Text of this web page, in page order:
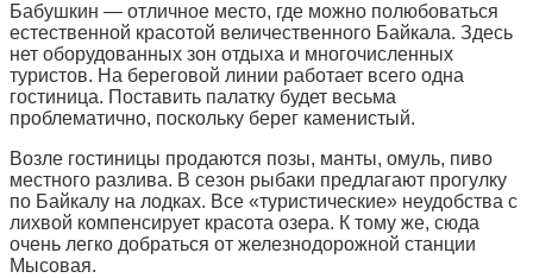
Бабушкин — отличное место, где можно полюбоваться
естественной красотой величественного Байкала. Здесь
нет оборудованных зон отдыха и многочисленных
туристов. На береговой линии работает всего одна
гостиница. Поставить палатку будет весьма
проблематично, поскольку берег каменистый.
Возле гостиницы продаются позы, манты, омуль, пиво
местного разлива. В сезон рыбаки предлагают прогулку
по Байкалу на лодках. Все «туристические» неудобства с
лихвой компенсирует красота озера. К тому же, сюда
очень легко добраться от железнодорожной станции
Мысовая.